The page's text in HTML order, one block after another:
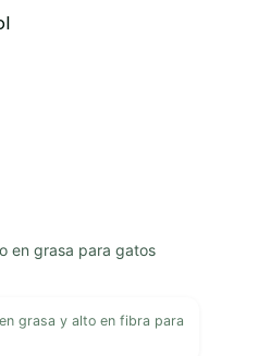
en grasa para gatos
grasa y alto en fibra para